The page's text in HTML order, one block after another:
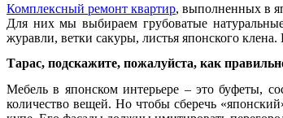
Комплексный ремонт квартир, выполненных в
Для них мы выбираем грубоватые
журавли, ветки сакуры, листья японского
Тарас, подскажите, пожалуйста, как
Мебель в японском интерьере – это буфеты,
количество вещей. Но чтобы сберечь